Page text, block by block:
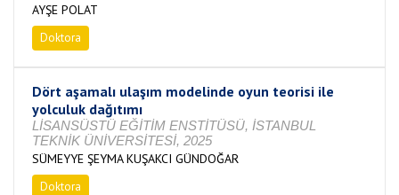
AYŞE POLAT
Doktora
Dört aşamalı ulaşım modelinde oyun teorisi ile
yolculuk dağıtımı
LİSANSÜSTÜ EĞİTİM ENSTİTÜSÜ, İSTANBUL
TEKNİK ÜNİVERSİTESİ, 2025
SÜMEYYE ŞEYMA KUŞAKCI GÜNDOĞAR
Doktora